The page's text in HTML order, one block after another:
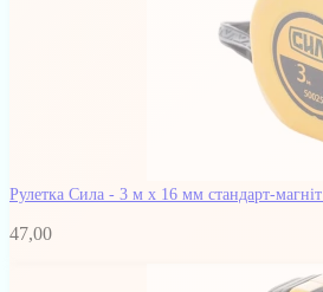
Рулетка Сила - 3 м x 16 мм стандарт-магніт
47,00